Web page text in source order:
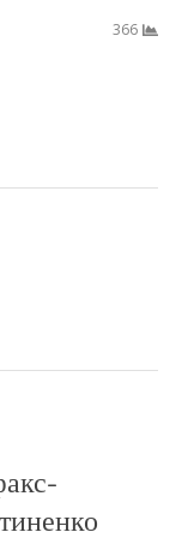
366